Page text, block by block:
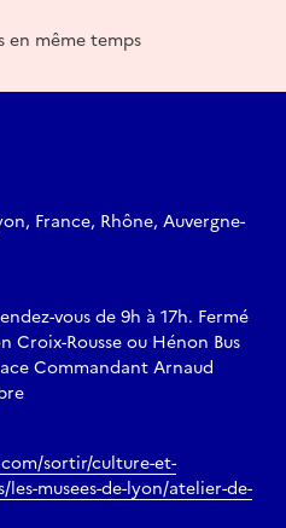
en même temps
France, Rhône, Auvergne-
vous de 9h à 17h. Fermé
Croix-Rousse ou Hénon Bus
Commandant Arnaud
sortir/culture-et-
les-musees-de-lyon/atelier-de-